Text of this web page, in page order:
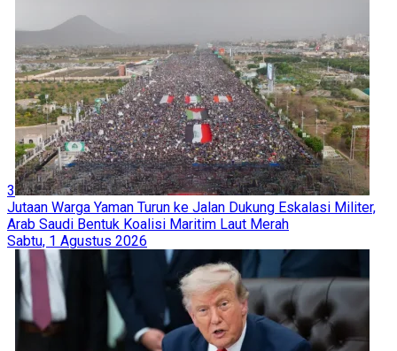
3
Jutaan Warga Yaman Turun ke Jalan Dukung Eskalasi Militer,
Arab Saudi Bentuk Koalisi Maritim Laut Merah
Sabtu, 1 Agustus 2026